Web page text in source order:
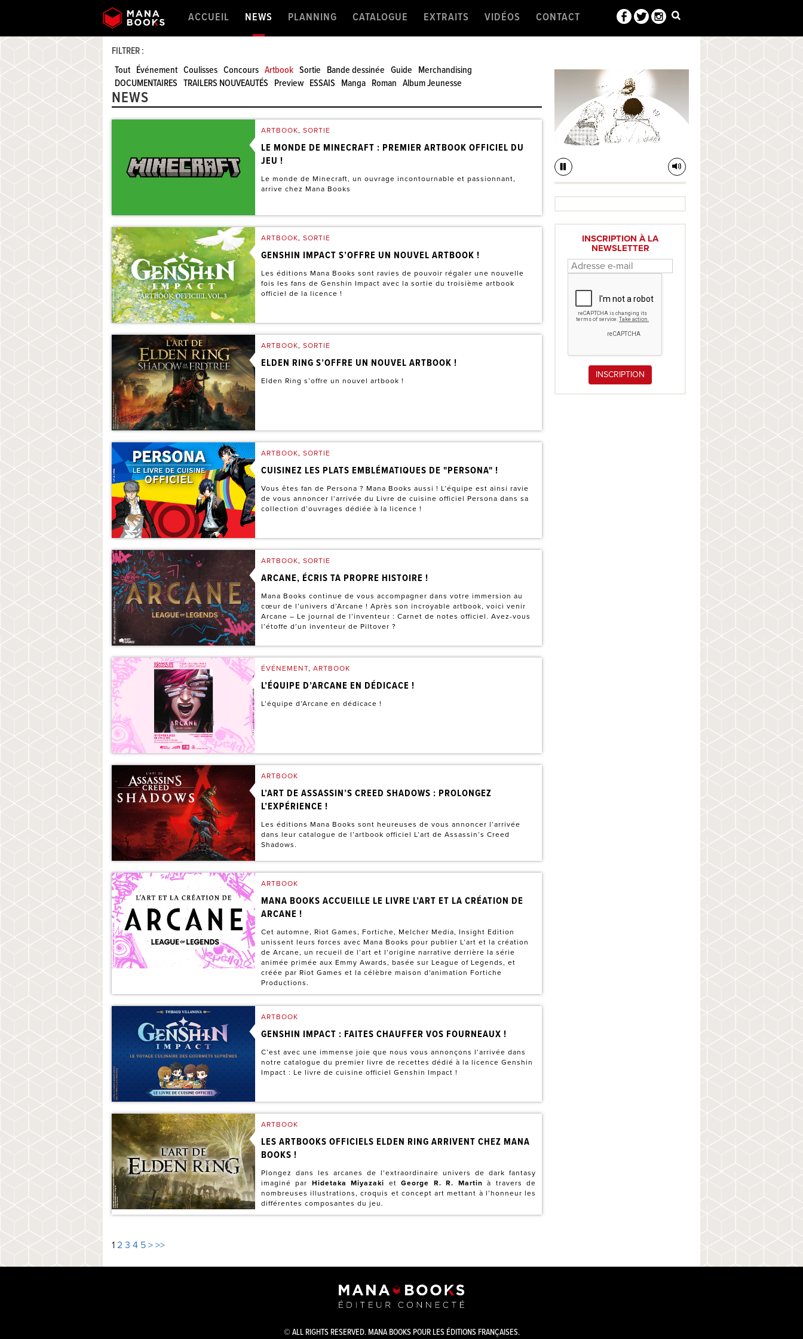
ACCUEIL NEWS PLANNING CATALOGUE EXTRAITS VIDÉOS CONTACT
FILTRER :
Tout Événement Coulisses Concours Artbook Sortie Bande dessinée Guide Merchandising
DOCUMENTAIRES TRAILERS NOUVEAUTÉS Preview ESSAIS Manga Roman Album Jeunesse
NEWS
ARTBOOK, SORTIE
LE MONDE DE MINECRAFT : PREMIER ARTBOOK OFFICIEL DU
JEU !
Le monde de Minecraft, un ouvrage incontournable et passionnant,
arrive chez Mana Books
ARTBOOK, SORTIE
GENSHIN IMPACT S’OFFRE UN NOUVEL ARTBOOK !
Les éditions Mana Books sont ravies de pouvoir régaler une nouvelle
fois les fans de Genshin Impact avec la sortie du troisième artbook
officiel de la licence !
ARTBOOK, SORTIE
ELDEN RING S’OFFRE UN NOUVEL ARTBOOK !
Elden Ring s’offre un nouvel artbook !
ARTBOOK, SORTIE
CUISINEZ LES PLATS EMBLÉMATIQUES DE "PERSONA" !
Vous êtes fan de Persona ? Mana Books aussi ! L’équipe est ainsi ravie
de vous annoncer l’arrivée du Livre de cuisine officiel Persona dans sa
collection d’ouvrages dédiée à la licence !
ARTBOOK, SORTIE
ARCANE, ÉCRIS TA PROPRE HISTOIRE !
Mana Books continue de vous accompagner dans votre immersion au
cœur de l’univers d’Arcane ! Après son incroyable artbook, voici venir
Arcane – Le journal de l’inventeur : Carnet de notes officiel. Avez-vous
l’étoffe d’un inventeur de Piltover ?
ÉVÉNEMENT, ARTBOOK
L’ÉQUIPE D’ARCANE EN DÉDICACE !
L’équipe d’Arcane en dédicace !
ARTBOOK
L’ART DE ASSASSIN’S CREED SHADOWS : PROLONGEZ
L’EXPÉRIENCE !
Les éditions Mana Books sont heureuses de vous annoncer l’arrivée
dans leur catalogue de l’artbook officiel L’art de Assassin’s Creed
Shadows.
ARTBOOK
MANA BOOKS ACCUEILLE LE LIVRE L’ART ET LA CRÉATION DE
ARCANE !
Cet automne, Riot Games, Fortiche, Melcher Media, Insight Edition
unissent leurs forces avec Mana Books pour publier L’art et la création
de Arcane, un recueil de l’art et l’origine narrative derrière la série
animée primée aux Emmy Awards, basée sur League of Legends, et
créée par Riot Games et la célèbre maison d'animation Fortiche
Productions.
ARTBOOK
GENSHIN IMPACT : FAITES CHAUFFER VOS FOURNEAUX !
C’est avec une immense joie que nous vous annonçons l’arrivée dans
notre catalogue du premier livre de recettes dédié à la licence Genshin
Impact : Le livre de cuisine officiel Genshin Impact !
ARTBOOK
LES ARTBOOKS OFFICIELS ELDEN RING ARRIVENT CHEZ MANA
BOOKS !
Plongez dans les arcanes de l’extraordinaire univers de dark fantasy
imaginé par Hidetaka Miyazaki etGeorge R. R. Martinà travers de
nombreuses illustrations, croquis et concept art mettant à l’honneur les
différentes composantes du jeu.
1 2 3 4 5 > >>
INSCRIPTION À LA
NEWSLETTER
INSCRIPTION
© ALL RIGHTS RESERVED. MANA BOOKS POUR LES ÉDITIONS FRANÇAISES.